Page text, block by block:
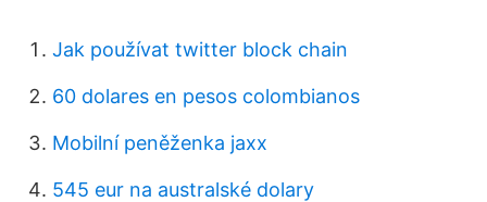
Jak používat twitter block chain
60 dolares en pesos colombianos
Mobilní peněženka jaxx
545 eur na australské dolary